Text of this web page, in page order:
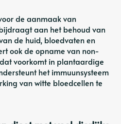
de aanmaak van
​​aan het behoud van
de huid, bloedvaten en
ook de opname van non-
voorkomt in plantaardige
het immuunsysteem
van witte bloedcellen te